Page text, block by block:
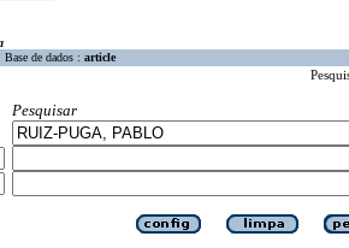
Base de dados : article
Pesquisar